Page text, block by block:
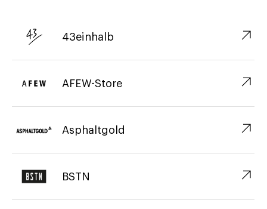
43einhalb ↗︎
AFEW-Store ↗︎
Asphaltgold ↗︎
BSTN ↗︎